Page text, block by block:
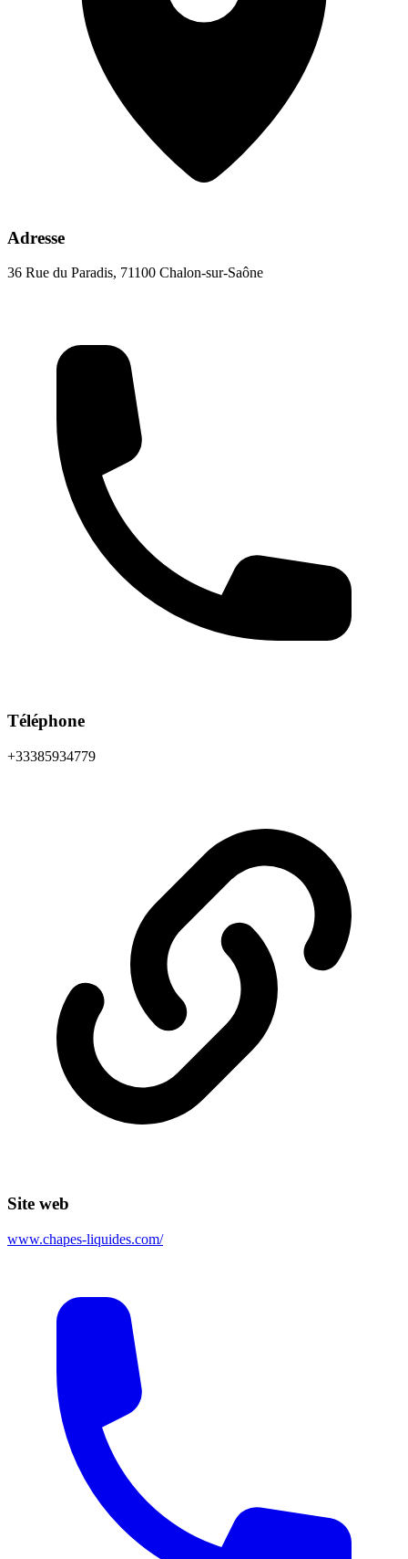
Adresse
36 Rue du Paradis, 71100 Chalon-sur-Saône
Téléphone
+33385934779
Site web
www.chapes-liquides.com/